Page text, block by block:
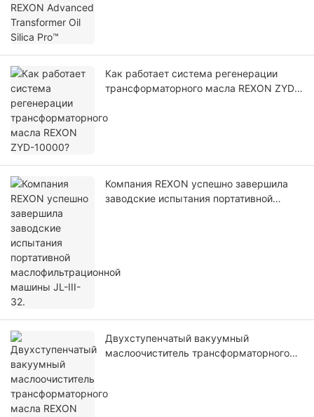
Как работает система регенерации
трансформаторного масла REXON ZYD-
Компания REXON успешно завершила
заводские испытания портативной
Двухступенчатый вакуумный
маслоочиститель трансформаторного
в Саудовской Аравии.